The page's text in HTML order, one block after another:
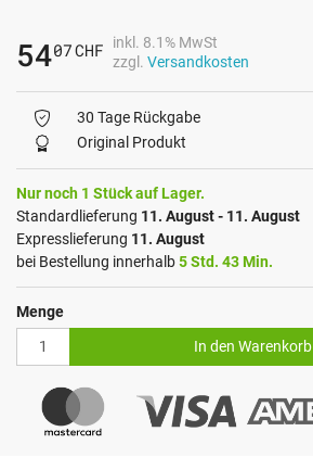
5407CHF
inkl. 8.1% MwSt
zzgl. Versandkosten
30 Tage Rückgabe
Original Produkt
Nur noch 1 Stück auf Lager.
Standardlieferung 11. August - 11. August
Expresslieferung 11. August
bei Bestellung innerhalb5 Std. 43 Min.
Menge
In den Warenkorb